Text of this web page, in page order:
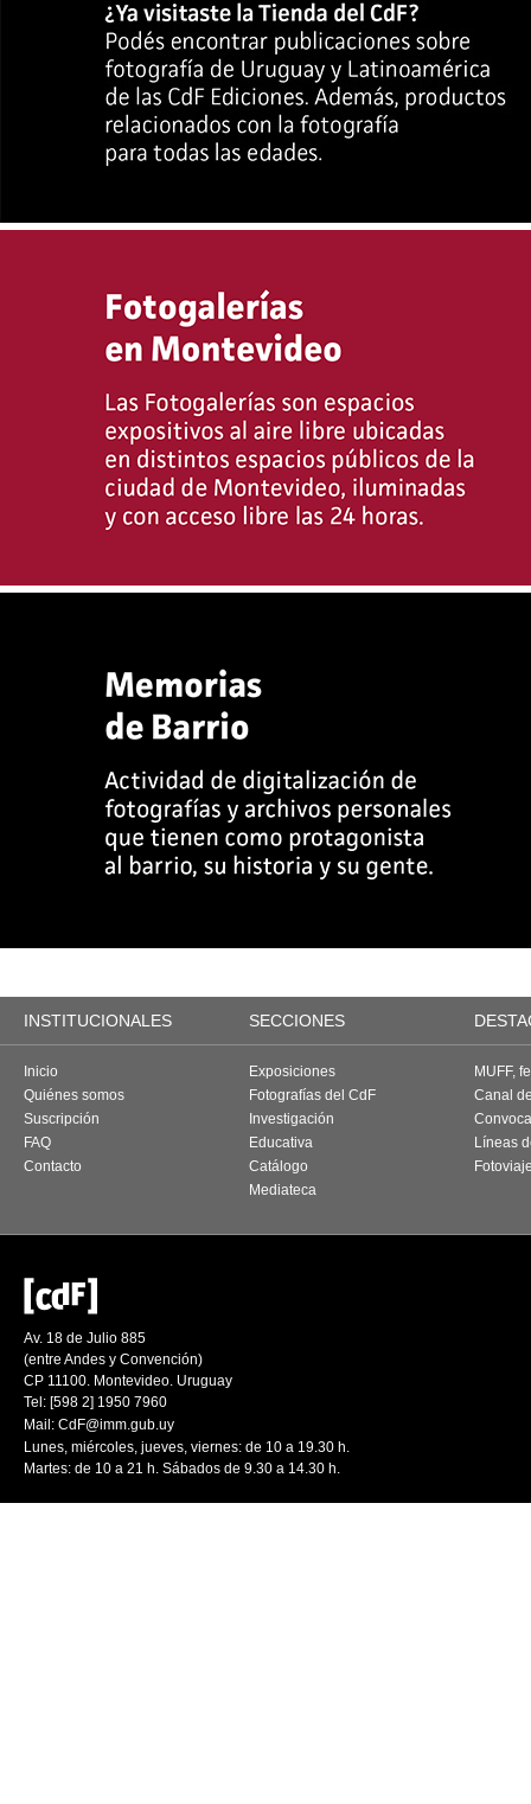
INSTITUCIONALES SECCIONES
Inicio
Quiénes somos
Suscripción
FAQ
Contacto
Exposiciones
Fotografías del CdF
Investigación
Educativa
Catálogo
Mediateca
MUFF,
Canal
Líneas
Av. 18 de Julio 885
(entre Andes y Convención)
CP 11100. Montevideo. Uruguay
Tel: [598 2] 1950 7960
Mail: CdF@imm.gub.uy
Lunes, miércoles, jueves, viernes: de 10 a 19.30 h.
Martes: de 10 a 21 h. Sábados de 9.30 a 14.30 h.